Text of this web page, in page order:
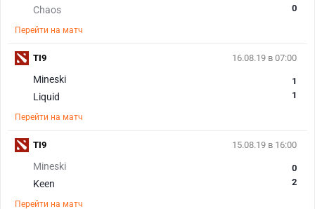
Chaos
0
Перейти на матч
16.08.19 в 07:00
Mineski
Liquid
1
1
Перейти на матч
TI9
15.08.19 в 16:00
Mineski
Keen
0
2
Перейти на матч
TI9